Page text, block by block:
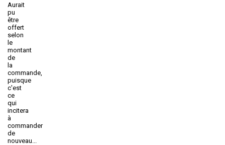
Aurait
pu
être
offert
selon
le
montant
de
la
commande,
puisque
c'est
ce
qui
incitera
à
commander
de
nouveau...